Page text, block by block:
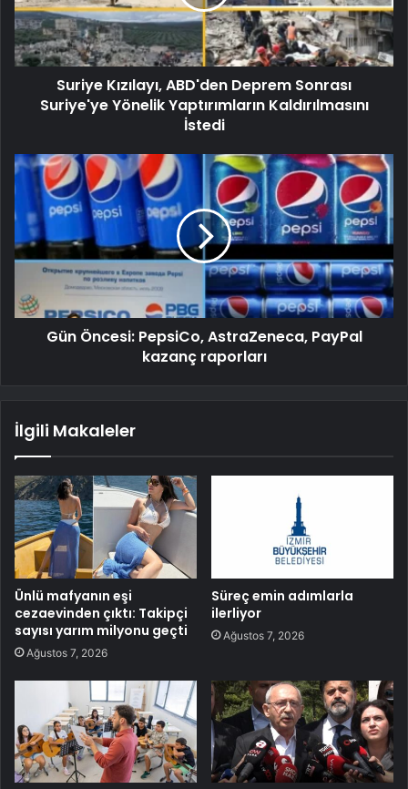
Suriye Kızılayı, ABD'den Deprem Sonrası
Suriye'ye Yönelik Yaptırımların Kaldırılmasını
İstedi
Gün Öncesi: PepsiCo, AstraZeneca, PayPal
kazanç raporları
İlgili Makaleler
Ünlü mafyanın eşi
cezaevinden çıktı: Takipçi
sayısı yarım milyonu geçti
Ağustos 7, 2026
Süreç emin adımlarla
ilerliyor
Ağustos 7, 2026